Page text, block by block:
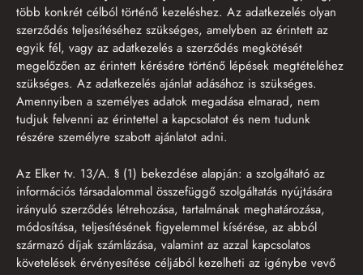
több konkrét célból történő kezeléshez. Az adatkezelés olyan
szerződés teljesítéséhez szükséges, amelyben az érintett az
egyik fél, vagy az adatkezelés a szerződés megkötését
megelőzően az érintett kérésére történő lépések megtételéhez
szükséges. Az adatkezelés ajánlat adásához is szükséges.
Amennyiben a személyes adatok megadása elmarad, nem
tudjuk felvenni az érintettel a kapcsolatot és nem tudunk
részére személyre szabott ajánlatot adni.
Az Elker tv. 13/A. § (1) bekezdése alapján: a szolgáltató az
információs társadalommal összefüggő szolgáltatás nyújtására
irányuló szerződés létrehozása, tartalmának meghatározása,
módosítása, teljesítésének figyelemmel kísérése, az abból
származó díjak számlázása, valamint az azzal kapcsolatos
követelések érvényesítése céljából kezelheti az igénybe vevő